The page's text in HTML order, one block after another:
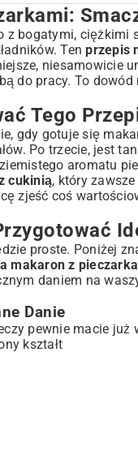
Odsłona Klasyki
Makaron z
Przepis do Swoich
Mięsa lub Ryby
i Pieczarek
z bogatymi, ciężkimi
Tenprzepis
niesamowicie
do pracy. To
Tego
gdy gotuje się
Po trzecie, jest
aromatu
cukinią, który
zjeść coś
proste. Poniżej
makaron z
daniem na
Danie
pewnie macie już
kształt